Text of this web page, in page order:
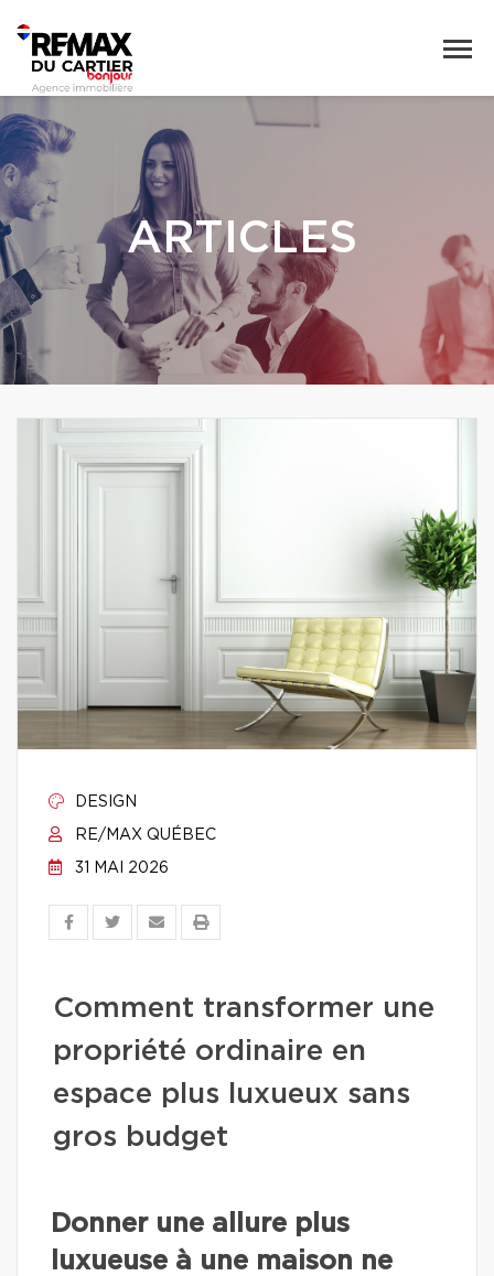
ARTICLES
DESIGN
RE/MAX QUÉBEC
31 MAI 2026
Comment transformer une
propriété ordinaire en
espace plus luxueux sans
gros budget
Donner une allure plus
luxueuse à une maison ne